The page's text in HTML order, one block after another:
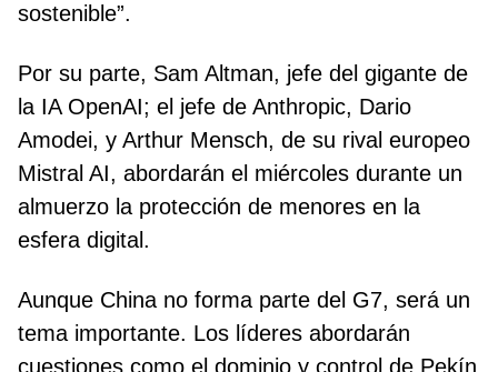
sostenible”.
Por su parte, Sam Altman, jefe del gigante de
la IA OpenAI; el jefe de Anthropic, Dario
Amodei, y Arthur Mensch, de su rival europeo
Mistral AI, abordarán el miércoles durante un
almuerzo la protección de menores en la
esfera digital.
Aunque China no forma parte del G7, será un
tema importante. Los líderes abordarán
cuestiones como el dominio y control de Pekín